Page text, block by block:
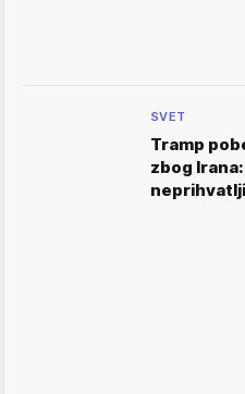
SVET
Tramp
zbog